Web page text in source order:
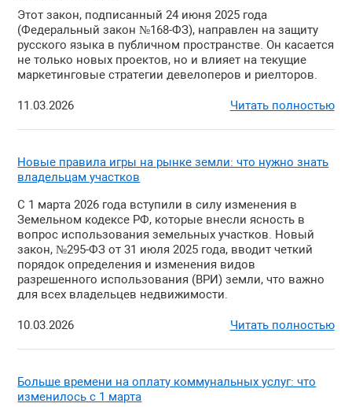
Этот закон, подписанный 24 июня 2025 года
(Федеральный закон №168-ФЗ), направлен на защиту
русского языка в публичном пространстве. Он касается
не только новых проектов, но и влияет на текущие
маркетинговые стратегии девелоперов и риелторов.
11.03.2026 Читать полностью
Новые правила игры на рынке земли: что нужно знать
владельцам участков
С 1 марта 2026 года вступили в силу изменения в
Земельном кодексе РФ, которые внесли ясность в
вопрос использования земельных участков. Новый
закон, №295-ФЗ от 31 июля 2025 года, вводит четкий
порядок определения и изменения видов
разрешенного использования (ВРИ) земли, что важно
для всех владельцев недвижимости.
10.03.2026 Читать полностью
Больше времени на оплату коммунальных услуг: что
изменилось с 1 марта